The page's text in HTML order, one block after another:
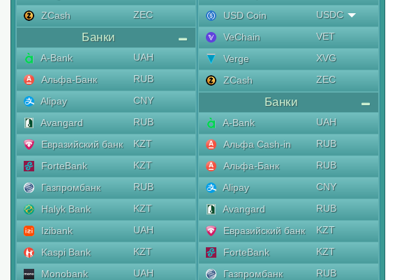
ZCash
ZEC
Банки
A-Bank
UAH
Альфа-Банк
RUB
Alipay
CNY
Avangard
RUB
Евразийский банк
KZT
ForteBank
KZT
Газпромбанк
RUB
Halyk Bank
KZT
Izibank
UAH
Kaspi Bank
KZT
Monobank
UAH
USD Coin
USDC
VeChain
VET
Verge
XVG
ZCash
ZEC
Банки
A-Bank
UAH
Альфа Cash-in
RUB
Альфа-Банк
RUB
Alipay
CNY
Avangard
RUB
Евразийский банк
KZT
ForteBank
KZT
Газпромбанк
RUB